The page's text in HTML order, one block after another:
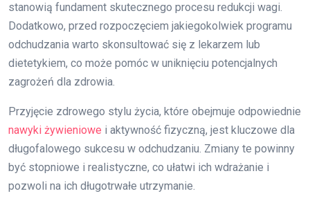
stanowią fundament skutecznego procesu redukcji wagi.
Dodatkowo, przed rozpoczęciem jakiegokolwiek programu
odchudzania warto skonsultować się z lekarzem lub
dietetykiem, co może pomóc w uniknięciu potencjalnych
zagrożeń dla zdrowia.
Przyjęcie zdrowego stylu życia, które obejmuje odpowiednie
nawyki żywieniowe i aktywność fizyczną, jest kluczowe dla
długofalowego sukcesu w odchudzaniu. Zmiany te powinny
być stopniowe i realistyczne, co ułatwi ich wdrażanie i
pozwoli na ich długotrwałe utrzymanie.